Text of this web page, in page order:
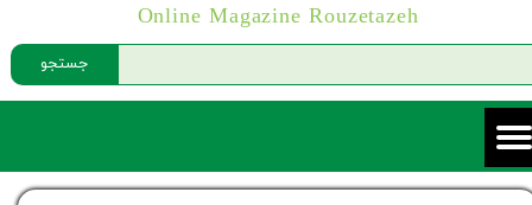
جستجو
Online Magazine Rouzetazeh